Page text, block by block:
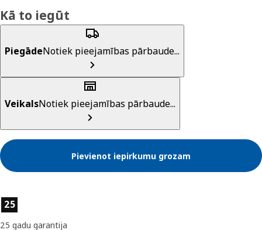
Kā to iegūt
PiegādeNotiek pieejamības pārbaude...
VeikalsNotiek pieejamības pārbaude...
Pievienot iepirkumu grozam
Preces īpašības
25
25 gadu garantija